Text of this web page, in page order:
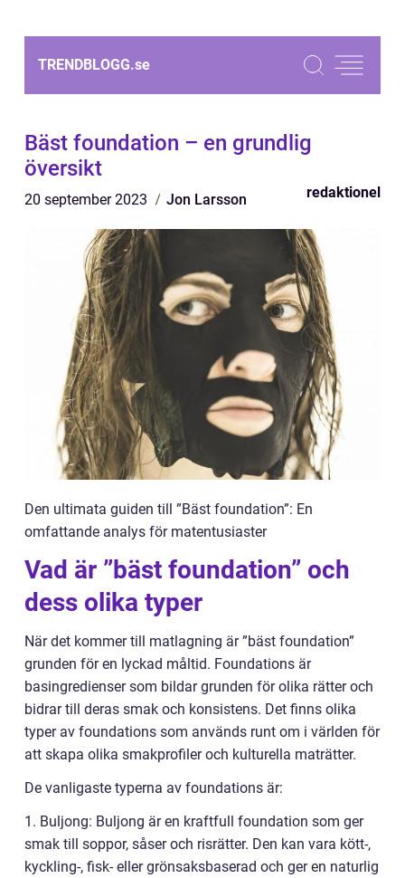
TRENDBLOGG.se
Bäst foundation – en grundlig
översikt
20 september 2023 Jon Larsson redaktionel
Den ultimata guiden till ”Bäst foundation”: En
omfattande analys för matentusiaster
Vad är ”bäst foundation” och
dess olika typer
När det kommer till matlagning är ”bäst foundation”
grunden för en lyckad måltid. Foundations är
basingredienser som bildar grunden för olika rätter och
bidrar till deras smak och konsistens. Det finns olika
typer av foundations som används runt om i världen för
att skapa olika smakprofiler och kulturella maträtter.
De vanligaste typerna av foundations är:
1. Buljong: Buljong är en kraftfull foundation som ger
smak till soppor, såser och risrätter. Den kan vara kött-,
kyckling-, fisk- eller grönsaksbaserad och ger en naturlig